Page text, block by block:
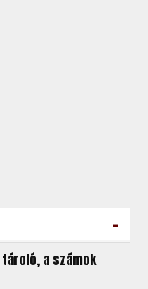
-
a számok